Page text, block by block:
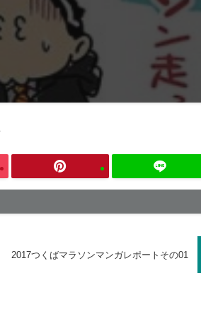
2017つくばマラソンマンガレポートその01